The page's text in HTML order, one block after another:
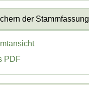
der Stammfassung
PDF